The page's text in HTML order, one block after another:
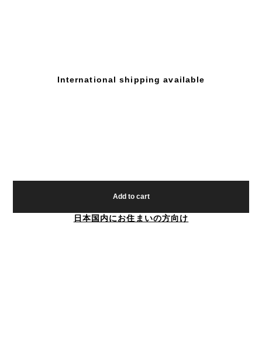
International shipping available
Add to cart
日本国内にお住まいの方向け